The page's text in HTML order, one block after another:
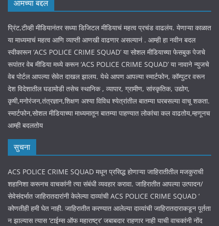
आमच्या बद्दल
प्रिंट,टीव्ही मीडियानंतर सध्या डिजिटल मीडियाचं महत्व प्रचंड वाढलंय. येणाऱ्या काळात
या माध्यमाचं महत्व आणि व्याप्ती आणखी वाढणार असल्यानं . आम्ही हा नवीन बदल
स्वीकारून ‘ACS POLICE CRIME SQUAD’ या सोशल मीडियाच्या फेसबुक पेजचे
रूपांतर वेब मीडिया मध्ये करून ‘ACS POLICE CRIME SQUAD’ या नावाने न्युजचे
वेब पोर्टल आपल्या सेवेत दाखल झालय. येथे आपण आपल्या स्मार्टफोन, कॉम्पुटर वरून
देश विदेशातील घडामोडी तसेच स्थानिक , व्यापार, ग्रामीण, सांस्कृतिक, उद्योग,
कृषी,मनोरंजन,तंत्रज्ञान,शिक्षण अश्या विविध श्येत्रांतील बातम्या घरबसल्या वाचू शकता.
स्मार्टफोन,सोशल मीडियाच्या माध्यमातून बातम्या पाहण्यात लोकांचा कल वाढतोय,म्हणूनच
आम्ही बदलतोय
सुचना
ACS POLICE CRIME SQUAD मधून प्रसिद्ध होणाऱ्या जाहिरातीतील मजकुराची
शहानिशा करूनच वाचकांनी त्या संबंधी व्यवहार करावा. जाहिरातीत आपल्या उत्पादन/
सेवेसंदर्भात जाहिरातदारांनी केलेल्या दाव्यांची ACS POLICE CRIME SQUAD ‘
कोणतीही हमी घेत नाही. जाहिरातीत करण्यात आलेल्या दाव्यांची जाहिरातदाराकडून पूर्तता
न झाल्यास त्यास ‘टाईम्स ऑफ महाराष्ट्र’ जबाबदार राहणार नाही याची वाचकांनी नोंद